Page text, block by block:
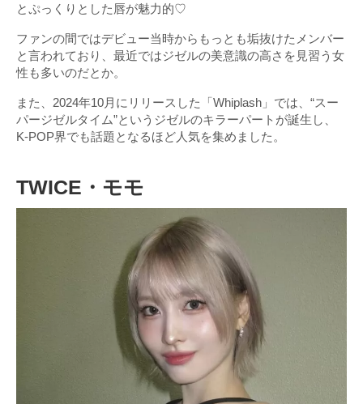
とぷっくりとした唇が魅力的♡
ファンの間ではデビュー当時からもっとも垢抜けたメンバー
と言われており、最近ではジゼルの美意識の高さを見習う女
性も多いのだとか。
また、2024年10月にリリースした「Whiplash」では、“スー
パージゼルタイム”というジゼルのキラーパートが誕生し、
K-POP界でも話題となるほど人気を集めました。
TWICE・モモ